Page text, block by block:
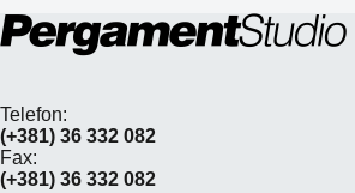
Telefon:
(+381) 36 332 082
Fax:
(+381) 36 332 082